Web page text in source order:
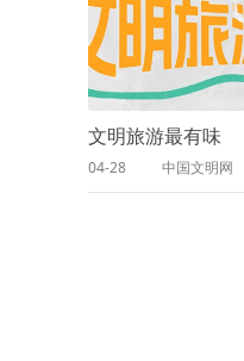
文明旅游最有味
04-28 中国文明网